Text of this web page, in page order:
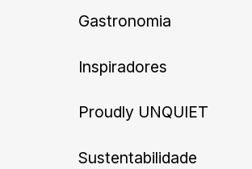
Gastronomia
Inspiradores
Proudly UNQUIET
Sustentabilidade